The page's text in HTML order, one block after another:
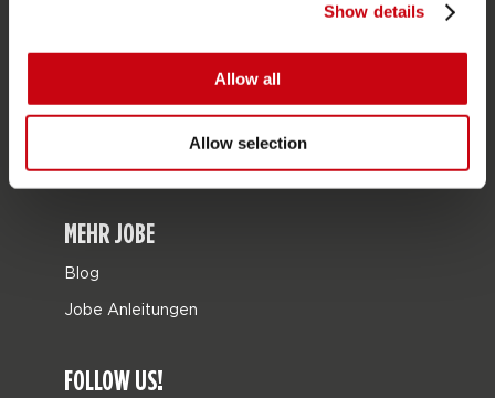
Show details
Allow all
Allow selection
Collaborations
MEHR JOBE
Blog
Jobe Anleitungen
FOLLOW US!